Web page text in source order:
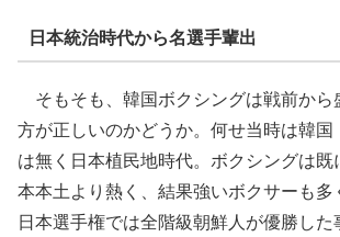
日本統治時代から名選手輩出
そもそも、韓国ボクシングは戦前か
方が正しいのかどうか。何せ当時は韓国
は無く日本植民地時代。ボクシングは既
本本土より熱く、結果強いボクサーも多
日本選手権では全階級朝鮮人が優勝した